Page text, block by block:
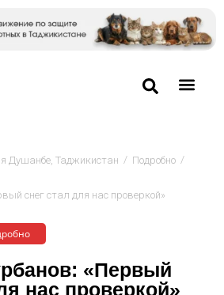
Душанбе, Таджикистан / Подробно /
снег стал для нас проверкой»
«Первый
нас проверкой»